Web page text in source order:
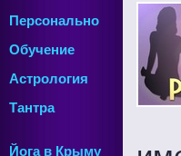
Персонально
Обучение
Астрология
Тантра
Йога в Крыму